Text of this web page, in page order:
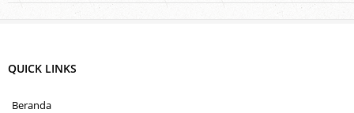
QUICK LINKS
Beranda